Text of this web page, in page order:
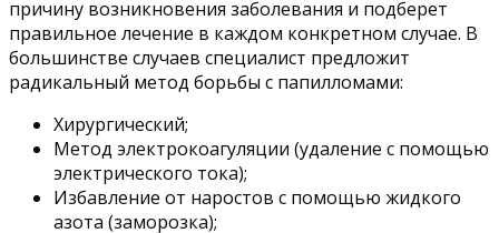
причину возникновения заболевания и подберет
правильное лечение в каждом конкретном случае. В
большинстве случаев специалист предложит
радикальный метод борьбы с папилломами:
Хирургический;
Метод электрокоагуляции (удаление с помощью
электрического тока);
Избавление от наростов с помощью жидкого
азота (заморозка);